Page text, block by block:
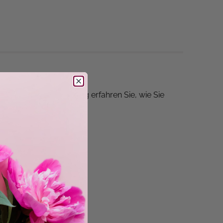
aus dem frechverlag erfahren Sie, wie Sie
können!
an den großen Wohnzimmertisch, holt
mit oder ohne Plan, nach Vorlagen oder
ist die beleibte Kinderbeschäftigung
– und ohne diese Utensilien lässt sich doch
„fraeuleinfloh.blogspot.de“ bekannt, zeigt in
bereits mit kreativen Schaffensprozessen in
für